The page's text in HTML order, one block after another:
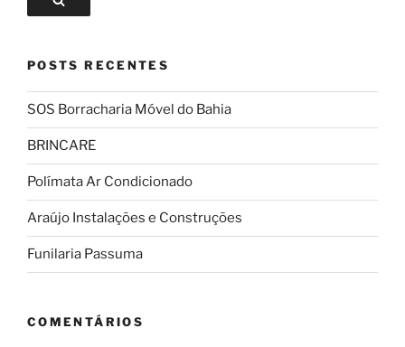
POSTS RECENTES
SOS Borracharia Móvel do Bahia
BRINCARE
Polímata Ar Condicionado
Araújo Instalações e Construções
Funilaria Passuma
COMENTÁRIOS